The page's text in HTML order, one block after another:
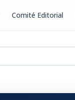
Comité Editorial